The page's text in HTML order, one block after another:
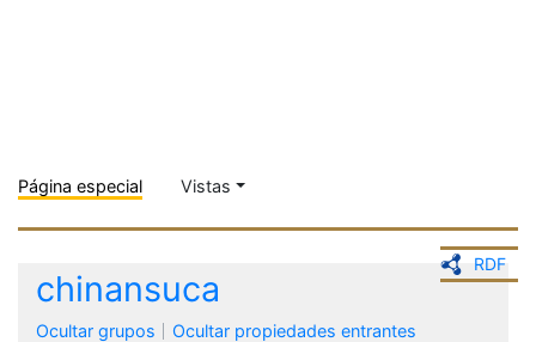
Página especial Vistas
RDF
chinansuca
Ocultar grupos Ocultar propiedades entrantes